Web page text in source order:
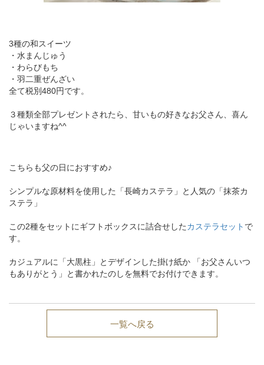
3種の和スイーツ
・水まんじゅう
・わらびもち
・羽二重ぜんざい
全て税別480円です。
３種類全部プレゼントされたら、甘いもの好きなお父さん、喜ん
じゃいますね^^
こちらも父の日におすすめ♪
シンプルな原材料を使用した「長崎カステラ」と人気の「抹茶カ
ステラ」
この2種をセットにギフトボックスに詰合せしたカステラセット で
す。
カジュアルに「大黒柱」とデザインした掛け紙か 「お父さんいつ
もありがとう」と書かれたのしを無料でお付けできます。
一覧へ戻る